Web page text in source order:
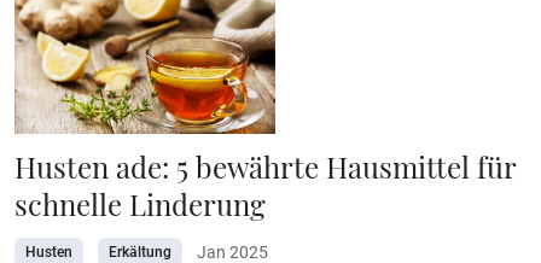
Husten ade: 5 bewährte Hausmittel für
schnelle Linderung
Husten Erkältung Jan 2025